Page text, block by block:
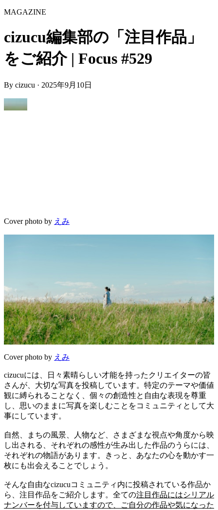
MAGAZINE
cizucu編集部の「注目作品」
をご紹介 | Focus #529
By cizucu · 2025年9月10日
Cover photo by えみ
Cover photo by えみ
cizucuには、日々素晴らしい才能を持ったクリエイターの皆
さんが、大切な写真を投稿しています。特定のテーマや価値
観に縛られることなく、個々の創造性と自由な表現を尊重
し、思いのままに写真を楽しむことをコミュニティとして大
事にしています。
自然、まちの風景、人物など、さまざまな視点や角度から映
し出される、それぞれの感性が生み出した作品のうらには、
それぞれの物語があります。きっと、あなたの心を動かす一
枚にも出会えることでしょう。
そんな自由なcizucuコミュニティ内に投稿されている作品か
ら、注目作品をご紹介します。全ての注目作品にはシリアル
ナンバーを付与していますので、ご自分の作品や気になった